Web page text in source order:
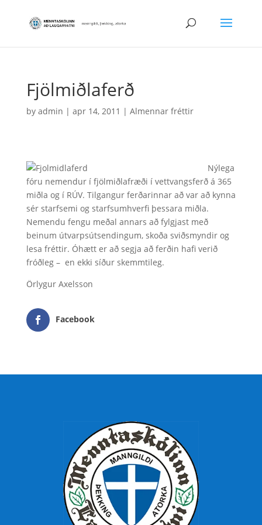
Fjölmiðlaferð
by admin | apr 14, 2011 | Almennar fréttir
Nýlega
fóru nemendur í fjölmiðlafræði í vettvangsferð á 365
miðla og í RÚV. Tilgangur ferðarinnar að var að kynna
sér starfsemi og starfsumhverfi þessara miðla.
Nemendu fengu meðal annars að fylgjast með
beinum útvarpsútsendingum, skoða sviðsmyndir og
lesa fréttir. Óhætt er að segja að ferðin hafi verið
fróðleg – en ekki síður skemmtileg.
Örlygur Axelsson
Facebook